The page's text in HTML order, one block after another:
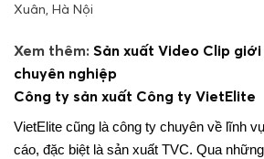
Xuân, Hà Nội
Xem thêm: Sản xuất Video Clip
chuyên nghiệp
Công ty sản xuất Công ty VietElite
VietElite cũng là công ty chuyên về lĩnh
cáo, đặc biệt là sản xuất TVC. Qua